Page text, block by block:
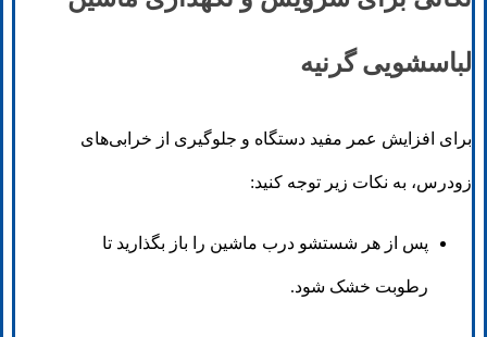
لباسشویی گرنیه
برای افزایش عمر مفید دستگاه و جلوگیری از خرابی‌های
زودرس، به نکات زیر توجه کنید:
پس از هر شستشو درب ماشین را باز بگذارید تا
رطوبت خشک شود.